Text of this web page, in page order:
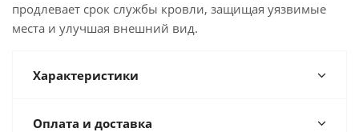
продлевает срок службы кровли, защищая уязвимые
места и улучшая внешний вид.
Характеристики
Оплата и доставка